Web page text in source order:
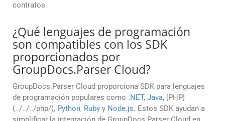
contratos.
¿Qué lenguajes de programación
son compatibles con los SDK
proporcionados por
GroupDocs.Parser Cloud?
GroupDocs.Parser Cloud proporciona SDK para lenguajes
de programación populares como .NET, Java, [PHP]
(../../../php/), Python, Ruby y Node.js. Estos SDK ayudan a